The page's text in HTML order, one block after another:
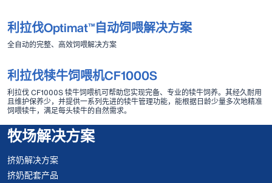
利拉伐Optimat™自动饲喂解决方案
全自动的完整、高效饲喂解决方案
利拉伐犊牛饲喂机CF1000S
利拉伐 CF1000S 犊牛饲喂机可帮助您实现完备、专业的犊牛饲养。其经久耐用
且维护保养少，并提供一系列先进的犊牛管理功能，能根据日龄少量多次地精准
饲喂犊牛，满足每头犊牛的自然需求。
牧场解决方案
挤奶解决方案
挤奶配套产品